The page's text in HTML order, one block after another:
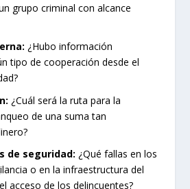
grupo criminal con alcance
¿Hubo información
tipo de cooperación desde el
¿Cuál será la ruta para la
de una suma tan
de seguridad: ¿Qué fallas en los
o en la infraestructura del
acceso de los delincuentes?